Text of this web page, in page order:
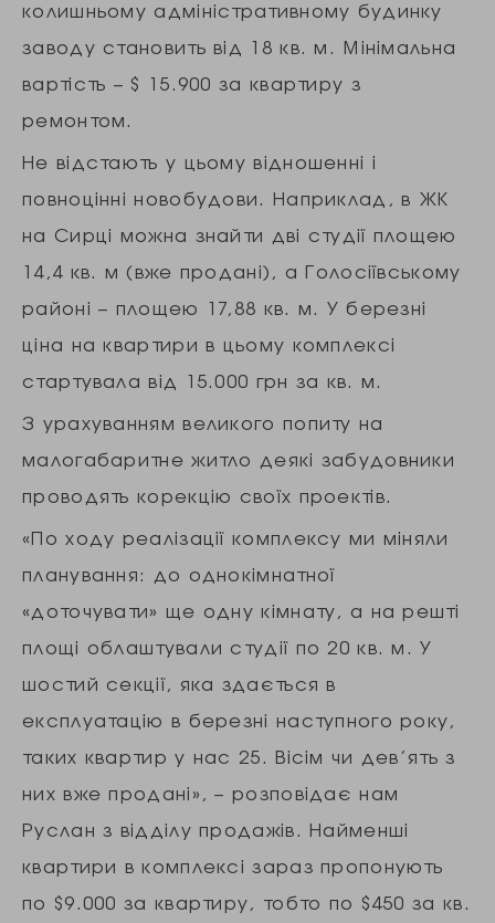
колишньому адміністративному будинку
заводу становить від 18 кв. м. Мінімальна
вартість – $ 15.900 за квартиру з
ремонтом.
Не відстають у цьому відношенні і
повноцінні новобудови. Наприклад, в ЖК
на Сирці можна знайти дві студії площею
14,4 кв. м (вже продані), а Голосіївському
районі – площею 17,88 кв. м. У березні
ціна на квартири в цьому комплексі
стартувала від 15.000 грн за кв. м.
З урахуванням великого попиту на
малогабаритне житло деякі забудовники
проводять корекцію своїх проектів.
«По ходу реалізації комплексу ми міняли
планування: до однокімнатної
«доточувати» ще одну кімнату, а на решті
площі облаштували студії по 20 кв. м. У
шостий секції, яка здається в
експлуатацію в березні наступного року,
таких квартир у нас 25. Вісім чи дев’ять з
них вже продані», – розповідає нам
Руслан з відділу продажів. Найменші
квартири в комплексі зараз пропонують
по $9.000 за квартиру, тобто по $450 за кв.